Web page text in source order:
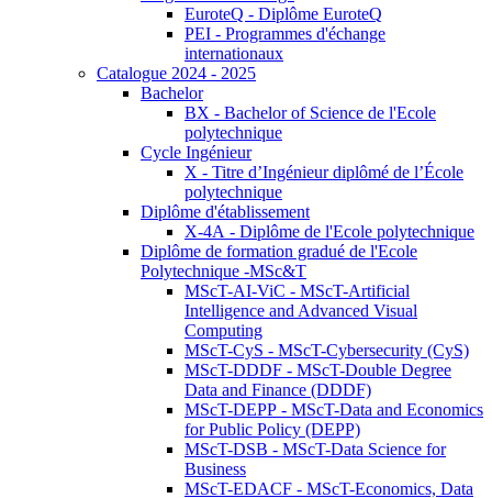
EuroteQ - Diplôme EuroteQ
PEI - Programmes d'échange
internationaux
Catalogue 2024 - 2025
Bachelor
BX - Bachelor of Science de l'Ecole
polytechnique
Cycle Ingénieur
X - Titre d’Ingénieur diplômé de l’École
polytechnique
Diplôme d'établissement
X-4A - Diplôme de l'Ecole polytechnique
Diplôme de formation gradué de l'Ecole
Polytechnique -MSc&T
MScT-AI-ViC - MScT-Artificial
Intelligence and Advanced Visual
Computing
MScT-CyS - MScT-Cybersecurity (CyS)
MScT-DDDF - MScT-Double Degree
Data and Finance (DDDF)
MScT-DEPP - MScT-Data and Economics
for Public Policy (DEPP)
MScT-DSB - MScT-Data Science for
Business
MScT-EDACF - MScT-Economics, Data